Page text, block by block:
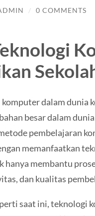
/ 0 COMMENTS
dalam dunia
besar dalam
pembelajaran
memanfaatkan
hanya membantu
dan kualitas
saat ini, teknologi